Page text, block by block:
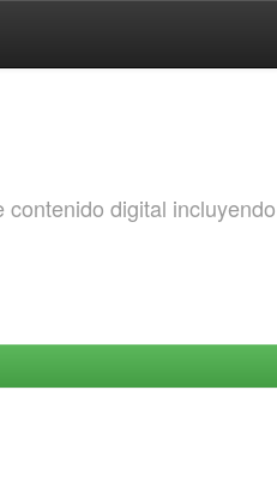
digital